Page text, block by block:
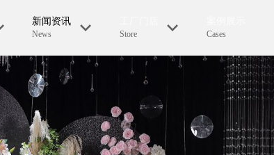
新闻资讯
News Store Cases